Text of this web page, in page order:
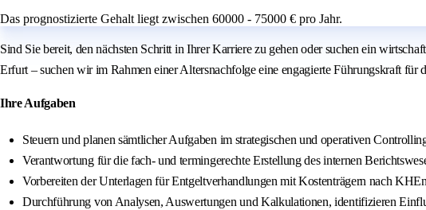
Das prognostizierte Gehalt liegt zwischen 60000 - 75000 € pro Jahr.
Sind Sie bereit, den nächsten Schritt in Ihrer Karriere zu gehen oder suchen ein
Erfurt – suchen wir im Rahmen einer Altersnachfolge eine engagierte Führungskraft
Ihre Aufgaben
Steuern und planen sämtlicher Aufgaben im strategischen und operativen
Verantwortung für die fach- und termingerechte Erstellung des internen
Vorbereiten der Unterlagen für Entgeltverhandlungen mit Kostenträgern nach
Durchführung von Analysen, Auswertungen und Kalkulationen, identifizieren